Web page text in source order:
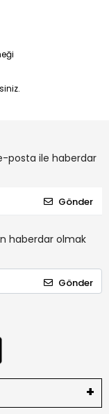
posta ile haberdar
Gönder
haberdar olmak
Gönder